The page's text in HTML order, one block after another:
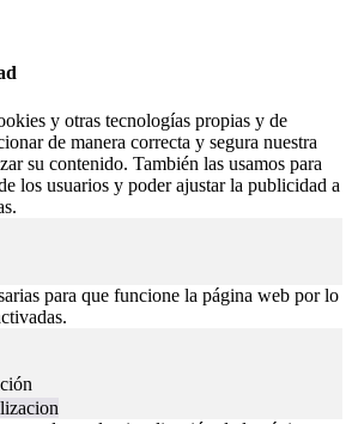
y otras tecnologías propias y de
de manera correcta y segura nuestra
su contenido. También las usamos para
los usuarios y poder ajustar la publicidad a
para que funcione la página web por lo